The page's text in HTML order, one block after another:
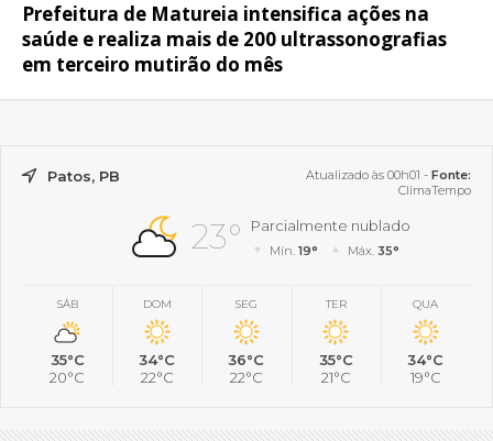
Prefeitura de Matureia intensifica ações na
saúde e realiza mais de 200 ultrassonografias
em terceiro mutirão do mês
Patos, PB Atualizado às 00h01 - Fonte:
ClimaTempo
23° Parcialmente nublado
Mín.19° Máx. 35°
SÁB
35°C
20°C
DOM
34°C
22°C
SEG
36°C
22°C
TER
35°C
21°C
QUA
34°C
19°C